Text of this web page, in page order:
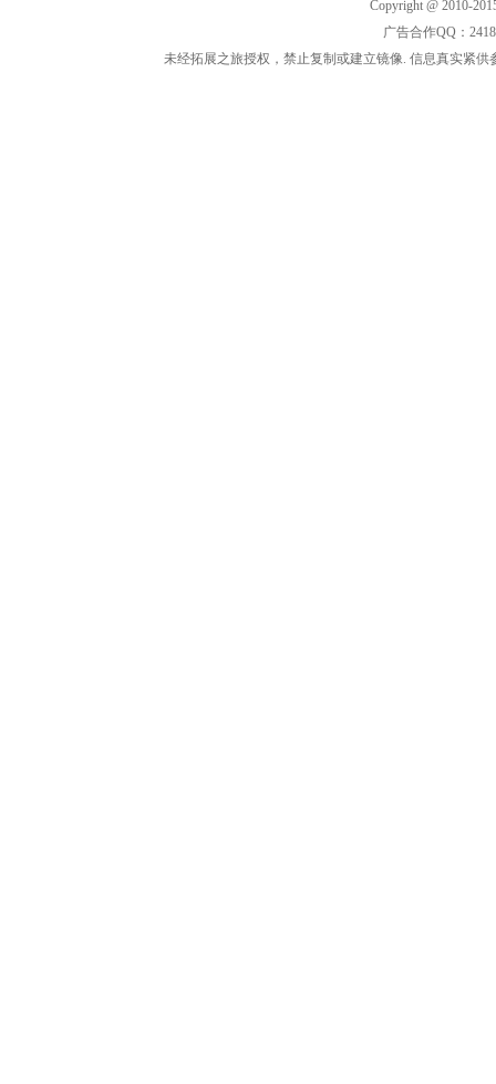
Copyright @ 2010-
广告合作QQ：
未经拓展之旅授权，禁止复制或建立镜像. 信息真实紧